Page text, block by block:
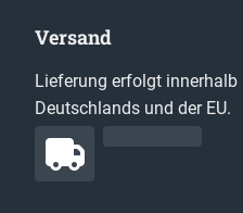
Versand
Lieferung erfolgt innerhalb
Deutschlands und der EU.